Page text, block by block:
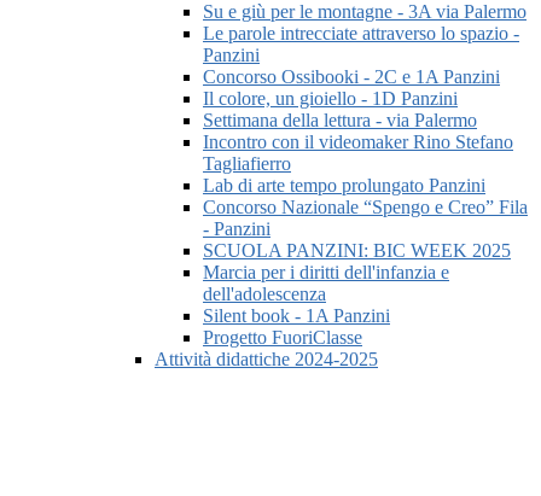
Su e giù per le montagne - 3A via Palermo
Le parole intrecciate attraverso lo spazio -
Panzini
Concorso Ossibooki - 2C e 1A Panzini
Il colore, un gioiello - 1D Panzini
Settimana della lettura - via Palermo
Incontro con il videomaker Rino Stefano
Tagliafierro
Lab di arte tempo prolungato Panzini
Concorso Nazionale “Spengo e Creo” Fila
- Panzini
SCUOLA PANZINI: BIC WEEK 2025
Marcia per i diritti dell'infanzia e
dell'adolescenza
Silent book - 1A Panzini
Progetto FuoriClasse
Attività didattiche 2024-2025